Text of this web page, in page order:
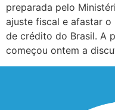
preparada pelo
ajuste fiscal e afastar
de crédito do Brasil. A
começou ontem a